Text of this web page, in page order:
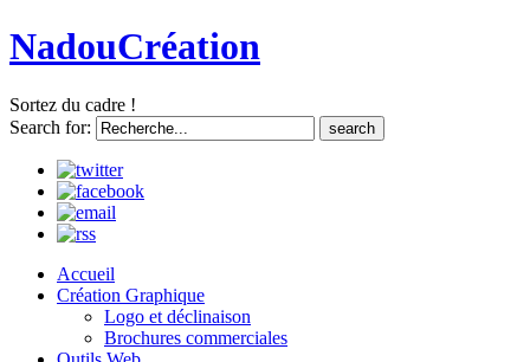
NadouCréation
Sortez du cadre !
Search for:
Accueil
Création Graphique
Logo et déclinaison
Brochures commerciales